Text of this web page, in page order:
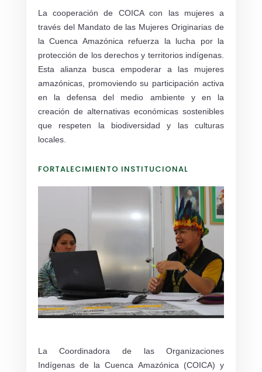
La cooperación de COICA con las mujeres a
través del Mandato de las Mujeres Originarias de
la Cuenca Amazónica refuerza la lucha por la
protección de los derechos y territorios indígenas.
Esta alianza busca empoderar a las mujeres
amazónicas, promoviendo su participación activa
en la defensa del medio ambiente y en la
creación de alternativas económicas sostenibles
que respeten la biodiversidad y las culturas
locales.
FORTALECIMIENTO INSTITUCIONAL
La Coordinadora de las Organizaciones
Indígenas de la Cuenca Amazónica (COICA) y